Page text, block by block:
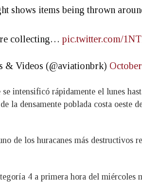
shows items being thrown
collecting… pic.twitter.com/
Videos (@aviationbrk)
intensificó rápidamente el lunes
la densamente poblada costa oeste
de los huracanes más destructivos
4 a primera hora del miércoles